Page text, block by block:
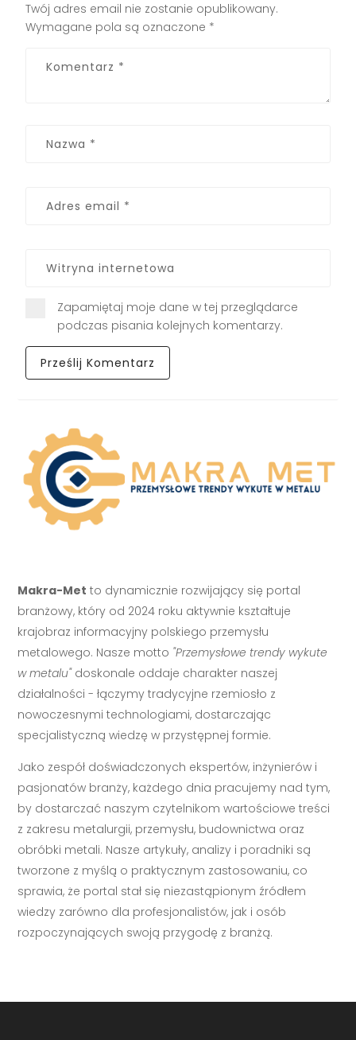
Twój adres email nie zostanie opublikowany.
Wymagane pola są oznaczone *
Zapamiętaj moje dane w tej przeglądarce
podczas pisania kolejnych komentarzy.
Makra-Met to dynamicznie rozwijający się portal
branżowy, który od 2024 roku aktywnie kształtuje
krajobraz informacyjny polskiego przemysłu
metalowego. Nasze motto "Przemysłowe trendy wykute
w metalu"doskonale oddaje charakter naszej
działalności - łączymy tradycyjne rzemiosło z
nowoczesnymi technologiami, dostarczając
specjalistyczną wiedzę w przystępnej formie.
Jako zespół doświadczonych ekspertów, inżynierów i
pasjonatów branży, każdego dnia pracujemy nad tym,
by dostarczać naszym czytelnikom wartościowe treści
z zakresu metalurgii, przemysłu, budownictwa oraz
obróbki metali. Nasze artykuły, analizy i poradniki są
tworzone z myślą o praktycznym zastosowaniu, co
sprawia, że portal stał się niezastąpionym źródłem
wiedzy zarówno dla profesjonalistów, jak i osób
rozpoczynających swoją przygodę z branżą.